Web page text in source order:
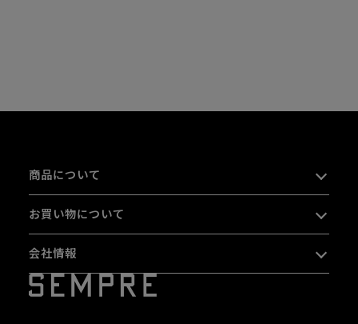
商品について
お買い物について
会社情報